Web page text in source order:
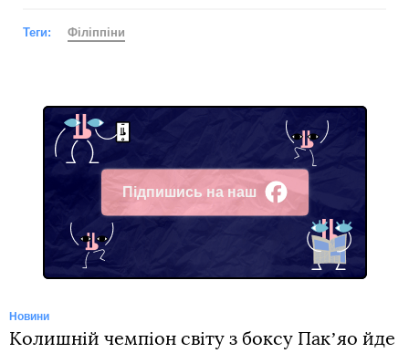
Теги: Філіппіни
Підпишись на наш
Facebook
Новини
Колишній чемпіон світу з боксу Пакʼяо йде